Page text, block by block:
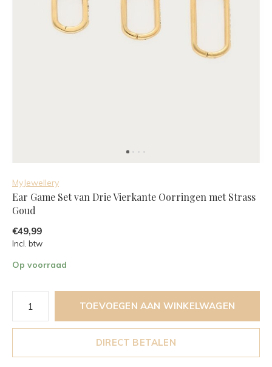
MyJewellery
Ear Game Set van Drie Vierkante Oorringen met Strass
Goud
€49,99
Incl. btw
Op voorraad
TOEVOEGEN AAN WINKELWAGEN
DIRECT BETALEN